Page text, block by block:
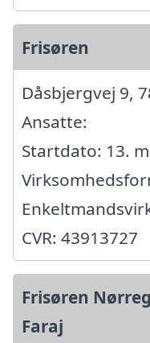
Frisøren
Dåsbjergvej 9,
Ansatte:
Startdato: 13.
CVR: 43913727
Frisøren
Faraj